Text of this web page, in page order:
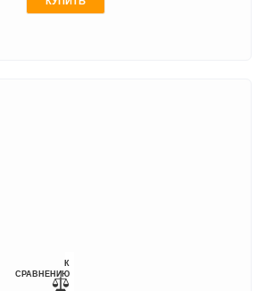
К
СРАВНЕНИЮ